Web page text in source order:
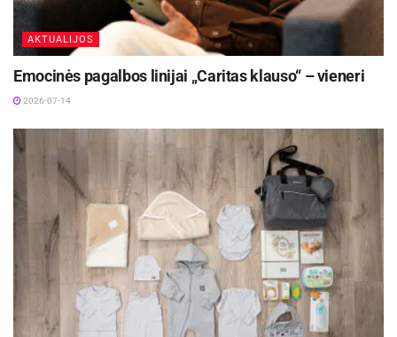
AKTUALIJOS
Emocinės pagalbos linijai „Caritas klauso“ – vieneri
2026-07-14